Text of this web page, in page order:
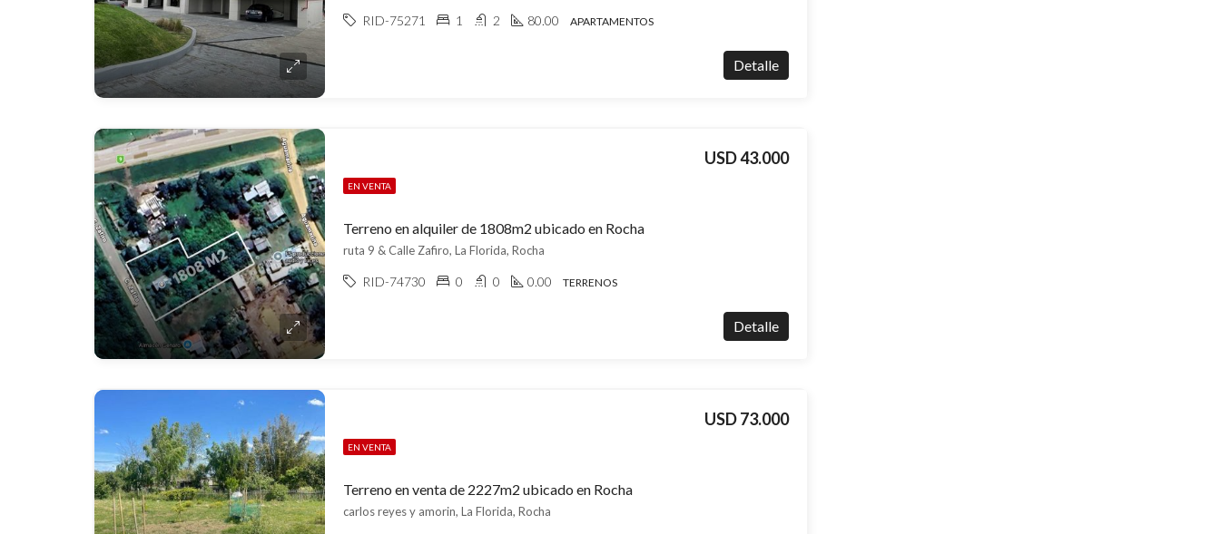
RID-75271 1 2 80.00 APARTAMENTOS
Detalle
EN VENTA
Terreno en alquiler de 1808m2 ubicado en Rocha
USD 43.000
ruta 9 & Calle Zafiro, La Florida, Rocha
RID-74730 0 0 0.00 TERRENOS
Detalle
EN VENTA
Terreno en venta de 2227m2 ubicado en Rocha
USD 73.000
carlos reyes y amorin, La Florida, Rocha